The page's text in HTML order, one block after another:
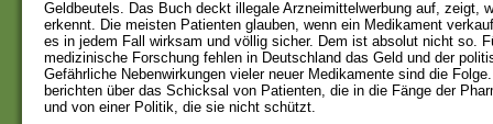
Geldbeutels. Das Buch deckt illegale Arzneimittelwerbung auf, zeigt,
erkennt. Die meisten Patienten glauben, wenn ein Medikament
es in jedem Fall wirksam und völlig sicher. Dem ist absolut nicht so.
medizinische Forschung fehlen in Deutschland das Geld und der
Gefährliche Nebenwirkungen vieler neuer Medikamente sind die
berichten über das Schicksal von Patienten, die in die Fänge der
und von einer Politik, die sie nicht schützt.